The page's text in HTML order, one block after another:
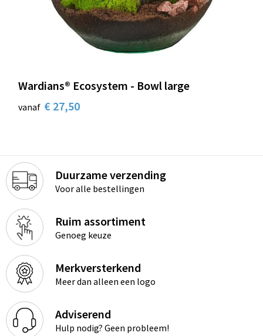
Wardians® Ecosystem - Bowl large
vanaf € 27,50
Duurzame verzending
Voor alle bestellingen
Ruim assortiment
Genoeg keuze
Merkversterkend
Meer dan alleen een logo
Adviserend
Hulp nodig? Geen probleem!